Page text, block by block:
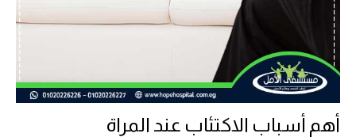
أهم أسباب الاكتئاب عند المراة